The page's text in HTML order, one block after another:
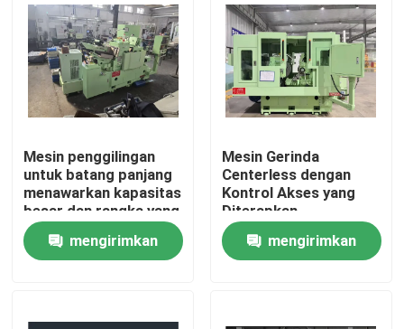
Rumah
Produk
Tentang kami
Mesin penggilingan
untuk batang panjang
menawarkan kapasitas
besar dan rangka yang
kokoh memastikan
operasi yang stabil di
pabrik manufaktur
mengirimkan
Mesin Gerinda
Centerless dengan
Kontrol Akses yang
Diterapkan,
Menampilkan
Konstruksi yang Kuat
dan Kemampuan
mengirimkan